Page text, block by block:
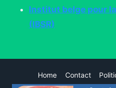
Institut belge pour
(IBSR)
Home Contact